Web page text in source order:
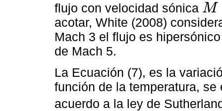
flujo con velocidad sónica M
M=1
acotar, White (2008)
Mach 3 el flujo es
de Mach 5.
La Ecuación (7), es la
función de la temperatura,
acuerdo a la ley de